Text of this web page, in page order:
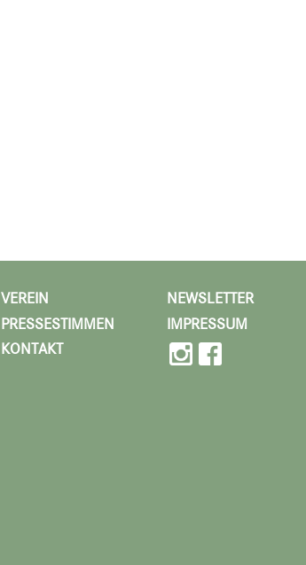
VEREIN
PRESSESTIMMEN
KONTAKT
NEWSLETTER
IMPRESSUM